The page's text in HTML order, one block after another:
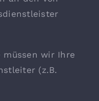
müssen wir Ihre
(z.B.